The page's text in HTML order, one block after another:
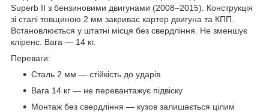
Superb II з бензиновими двигунами (2008–2015). Конструкція
зі сталі товщиною 2 мм закриває картер двигуна та КПП.
Встановлюється у штатні місця без свердління. Не зменшує
кліренс. Вага — 14 кг.
Переваги:
Сталь 2 мм — стійкість до ударів
Вага 14 кг — не перевантажує підвіску
Монтаж без свердління — кузов залишається цілим